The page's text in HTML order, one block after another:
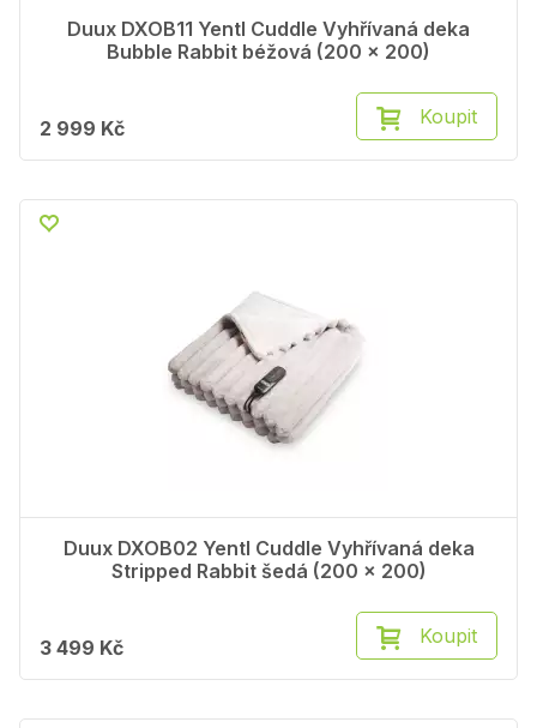
Duux DXOB11 Yentl Cuddle Vyhřívaná deka
Bubble Rabbit béžová (200 x 200)
2 999 Kč Koupit
Duux DXOB02 Yentl Cuddle Vyhřívaná deka
Stripped Rabbit šedá (200 x 200)
3 499 Kč Koupit